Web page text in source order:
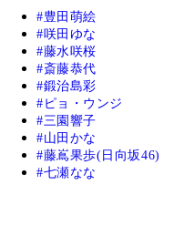
豊田萌絵
咲田ゆな
藤水咲桜
斎藤恭代
鍛治島彩
ピョ・ウンジ
三園響子
山田かな
藤嶌果歩(日向坂46)
七瀬なな